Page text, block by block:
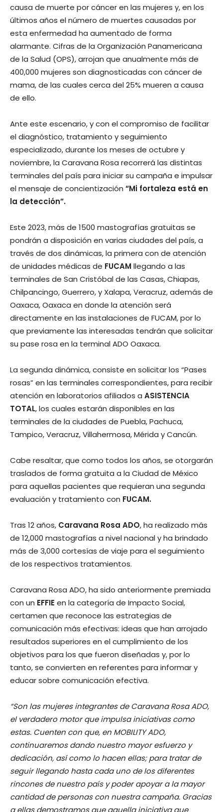
causa de muerte por cáncer en las mujeres y, en los
últimos años el número de muertes causadas por
esta enfermedad ha aumentado de forma
alarmante. Cifras de la Organización Panamericana
de la Salud (OPS), arrojan que anualmente más de
400,000 mujeres son diagnosticadas con cáncer de
mama, de las cuales cerca del 25% mueren a causa
de ello.
Ante este escenario, y con el compromiso de facilitar
el diagnóstico, tratamiento y seguimiento
especializado, durante los meses de octubre y
noviembre, la Caravana Rosa recorrerá las distintas
terminales del país para iniciar su campaña e impulsar
el mensaje de concientización “Mi fortaleza está en
la detección”.
Este 2023, más de 1500 mastografías gratuitas se
pondrán a disposición en varias ciudades del país, a
través de dos dinámicas, la primera con de atención
de unidades médicas de FUCAMllegando a las
terminales de San Cristóbal de las Casas, Chiapas,
Chilpancingo, Guerrero, y Xalapa, Veracruz, además de
Oaxaca, Oaxaca en donde la atención será
directamente en las instalaciones de FUCAM, por lo
que previamente las interesadas tendrán que solicitar
su pase rosa en la terminal ADO Oaxaca.
La segunda dinámica, consiste en solicitar los “Pases
rosas” en las terminales correspondientes, para recibir
atención en laboratorios afiliados a ASISTENCIA
TOTAL, los cuales estarán disponibles en las
terminales de la ciudades de Puebla, Pachuca,
Tampico, Veracruz, Villahermosa, Mérida y Cancún.
Cabe resaltar, que como todos los años, se otorgarán
traslados de forma gratuita a la Ciudad de México
para aquellas pacientes que requieran una segunda
evaluación y tratamiento con FUCAM.
Tras 12 años, Caravana Rosa ADO, ha realizado más
de 12,000 mastografías a nivel nacional y ha brindado
más de 3,000 cortesías de viaje para el seguimiento
de los respectivos tratamientos.
Caravana Rosa ADO, ha sido anteriormente premiada
con un EFFIE en la categoría de Impacto Social,
certamen que reconoce las estrategias de
comunicación más efectivas: ideas que han arrojado
resultados superiores en el cumplimiento de los
objetivos para los que fueron diseñadas y, por lo
tanto, se convierten en referentes para informar y
educar sobre comunicación efectiva.
“Son las mujeres integrantes de Caravana Rosa ADO,
el verdadero motor que impulsa iniciativas como
estas. Cuenten con que, en MOBILITY ADO,
continuaremos dando nuestro mayor esfuerzo y
dedicación, así como lo hacen ellas; para tratar de
seguir llegando hasta cada uno de los diferentes
rincones de nuestro país y poder apoyar a la mayor
cantidad de personas con nuestra campaña. Gracias
a ellas demostramos que aquella iniciativa que